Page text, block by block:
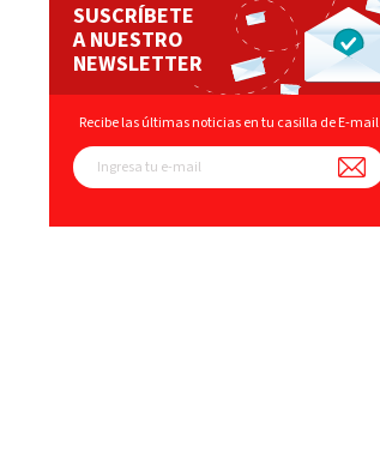
SUSCRÍBETE
A NUESTRO
NEWSLETTER
Recibe las últimas noticias en tu casilla de E-mail